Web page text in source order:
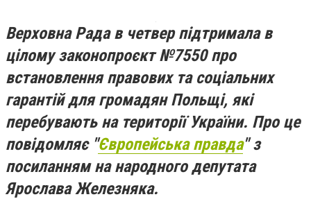
Верховна Рада в четвер підтримала в
цілому законопроєкт №7550 про
встановлення правових та соціальних
гарантій для громадян Польщі, які
перебувають на території України. Про це
повідомляє "Європейська правда" з
посиланням на народного депутата
Ярослава Железняка.